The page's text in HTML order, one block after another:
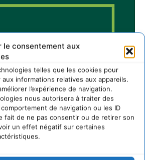
le consentement aux
telles que les cookies pour
informations relatives aux appareils.
l’expérience de navigation.
nous autorisera à traiter des
de navigation ou les ID
fait de ne pas consentir ou de retirer son
un effet négatif sur certaines